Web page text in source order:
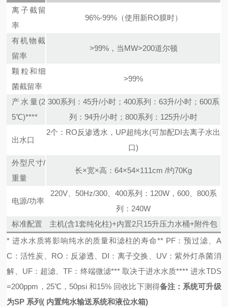
离子截留
率
96%-99%（使用新RO膜时）
有机物截
留率
>99%，当MW>200道尔顿
颗粒和细
菌截留率
>99%
产水量(2
5℃)****
300系列：45升/小时；400系列：63升/小时；600系
列：94升/小时；800系列：125升/小时
出水口
2个：RO反渗透水，UP超纯水(可加配DI去离子水出
口)
外型尺寸/
重量
长×宽×高：64×54×111cm /约70Kg
电源/功率
220V、50Hz/300、400系列：120W，600、800系
列：240W
标准配置
主机(含1套纯化柱)+内置2只15升压力水桶+附件包
* 进水水质将影响纯水的质量和滤柱的寿命** PF：预过滤、A
C：活性炭、RO：反渗透、DI：离子交换、UV：紫外灯杀菌消
解、UF：超滤、TF：终端微滤*** 取决于进水水质**** 进水TDS
=200ppm，25℃，50psi 和15% 回收比下测得备注：系统可升级
为SP 系列( 内置纯水输送系统和液位水箱)